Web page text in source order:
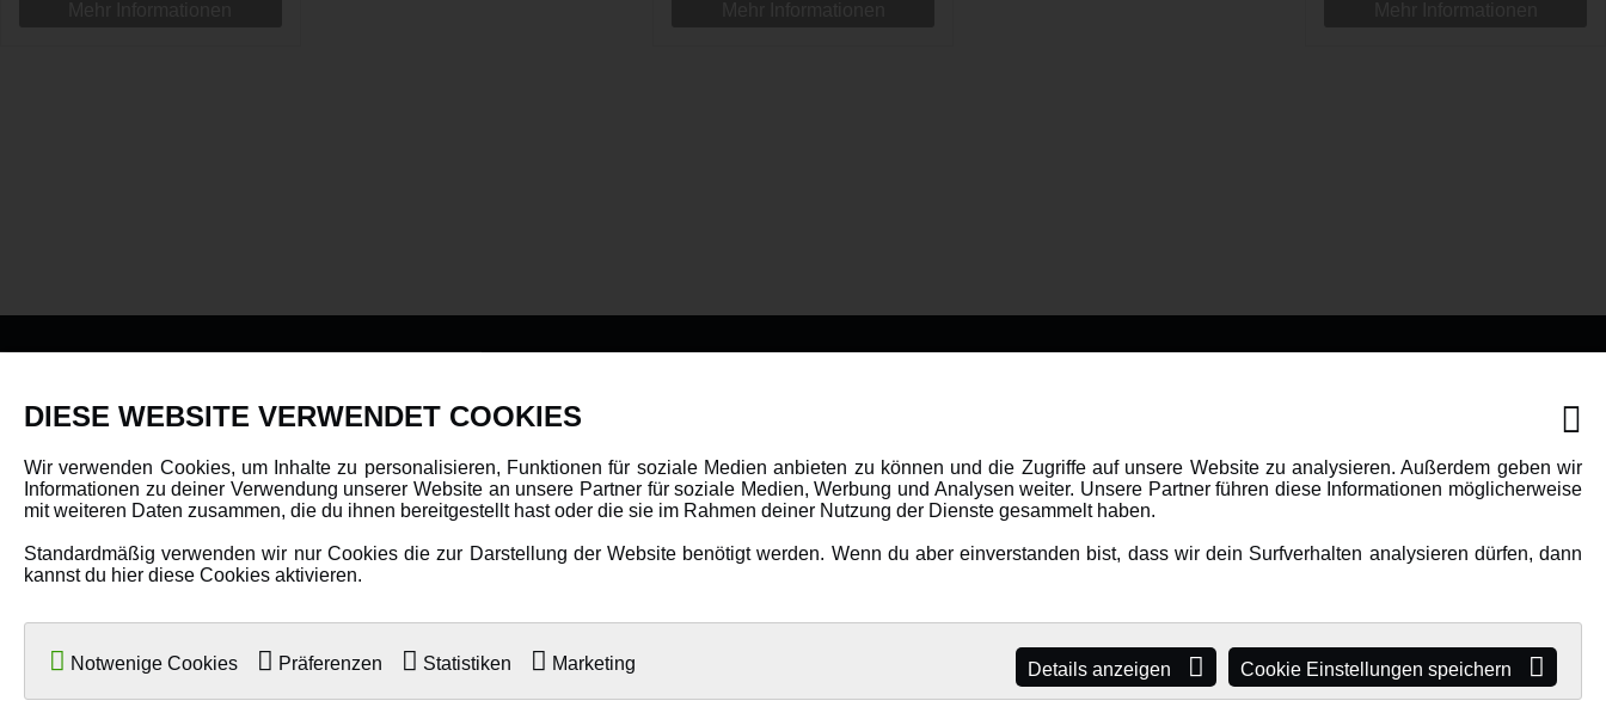
Helikopter Collective Pitch, Fixed Pitch
Multikopter in verschiedenen Ausführungen
Flugzeuge für alle Anforderungen
Spielzeug für Kinder
Cookie Einstellungen
LANGUAGE
Über uns
Karriere
Amewi Kataloge
Zubehör
Nutzfahrzeuge
Werden Sie Amewi Händler
Amewi B2B-Shop
DIESE WEBSITE VERWENDET COOKIES
Wir verwenden Cookies, um Inhalte zu personalisieren, Funktionen für soziale Medien anbieten zu können und die Zugriffe auf unsere Website zu analysieren. Außerdem geben wir
Informationen zu deiner Verwendung unserer Website an unsere Partner für soziale Medien, Werbung und Analysen weiter. Unsere Partner führen diese Informationen möglicherweise
mit weiteren Daten zusammen, die du ihnen bereitgestellt hast oder die sie im Rahmen deiner Nutzung der Dienste gesammelt haben.
Standardmäßig verwenden wir nur Cookies die zur Darstellung der Website benötigt werden. Wenn du aber einverstanden bist, dass wir dein Surfverhalten analysieren dürfen, dann
kannst du hier diese Cookies aktivieren.
Notwenige Cookies Präferenzen Statistiken Marketing Cookie Einstellungen speichern
Details anzeigen